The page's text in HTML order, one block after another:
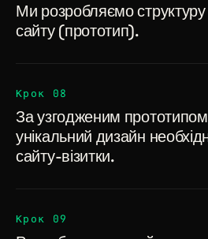
Ми розробляємо
сайту (прототип).
Крок 08
За узгодженим
унікальний дизайн
сайту-візитки.
Крок 09